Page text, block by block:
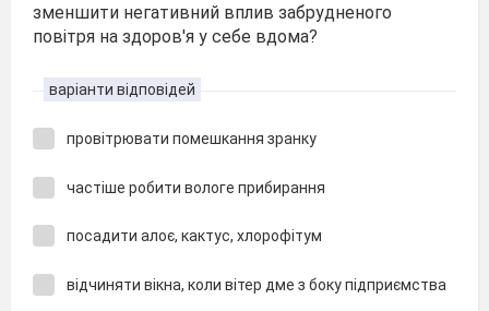
зменшити негативний вплив забрудненого
повітря на здоров'я у себе вдома?
варіанти відповідей
провітрювати помешкання зранку
частіше робити вологе прибирання
посадити алоє, кактус, хлорофітум
відчиняти вікна, коли вітер дме з боку підприємства